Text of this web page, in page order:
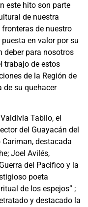
este hito son parte
de nuestra
de nuestro
en valor por su
deber para nosotros
trabajo de estos
de la Región de
de su quehacer
Tabilo, el
del Guayacán del
destacada
Joel Avilés,
del Pacifico y la
poeta
de los espejos” ;
y destacado la